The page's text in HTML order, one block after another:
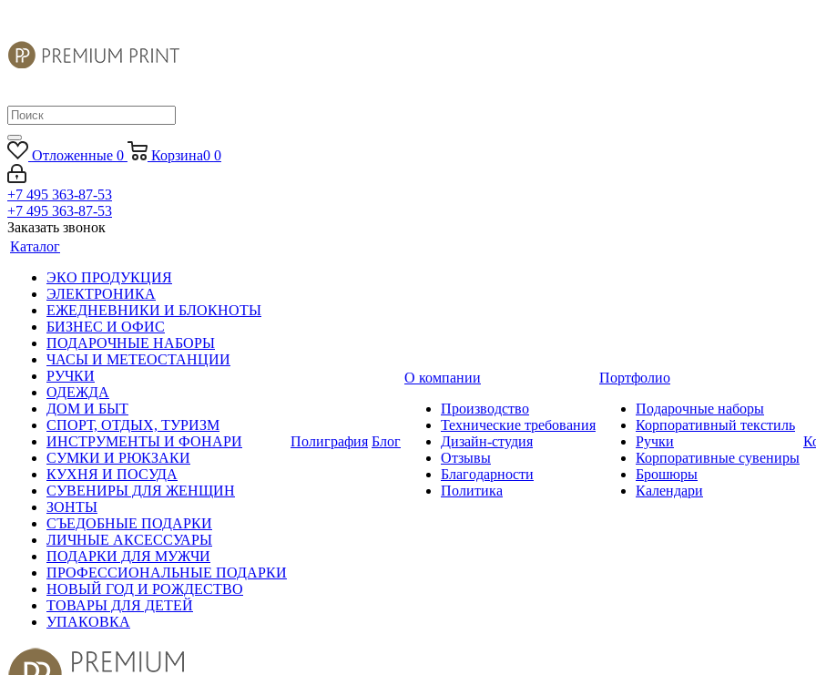
Отложенные 0 Корзина0 0
+7 495 363-87-53
+7 495 363-87-53
Заказать звонок
Каталог
ЭКО ПРОДУКЦИЯ
ЭЛЕКТРОНИКА
ЕЖЕДНЕВНИКИ И БЛОКНОТЫ
БИЗНЕС И ОФИС
ПОДАРОЧНЫЕ НАБОРЫ
ЧАСЫ И МЕТЕОСТАНЦИИ
РУЧКИ
ОДЕЖДА
ДОМ И БЫТ
СПОРТ, ОТДЫХ, ТУРИЗМ
ИНСТРУМЕНТЫ И ФОНАРИ
СУМКИ И РЮКЗАКИ
КУХНЯ И ПОСУДА
СУВЕНИРЫ ДЛЯ ЖЕНЩИН
ЗОНТЫ
СЪЕДОБНЫЕ ПОДАРКИ
ЛИЧНЫЕ АКСЕССУАРЫ
ПОДАРКИ ДЛЯ МУЖЧИ
ПРОФЕССИОНАЛЬНЫЕ ПОДАРКИ
НОВЫЙ ГОД И РОЖДЕСТВО
ТОВАРЫ ДЛЯ ДЕТЕЙ
УПАКОВКА
Полиграфия Блог
О компании
Производство
Технические требования
Дизайн-студия
Отзывы
Благодарности
Политика
Портфолио
Подарочные наборы
Корпоративный текстиль
Ручки
Корпоративные сувениры
Брошюры
Календари